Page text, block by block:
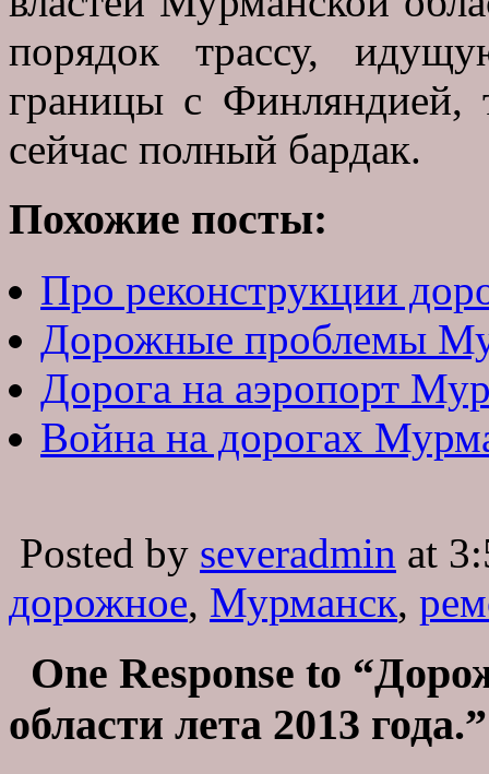
порядок трассу,
границы с
сейчас полный бардак.
Похожие посты:
Про реконструкции
Дорожные проблемы
Дорога на аэропорт
Война на дорогах
Posted by severadmin at
дорожное, Мурманск,
One Response to
области лета 2013 года.”